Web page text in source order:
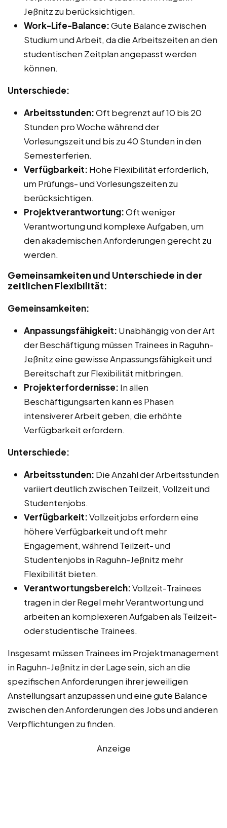
Jeßnitz zu berücksichtigen.
Work-Life-Balance:Gute Balance zwischen
Studium und Arbeit, da die Arbeitszeiten an den
studentischen Zeitplan angepasst werden
können.
Unterschiede:
Arbeitsstunden:Oft begrenzt auf 10 bis 20
Stunden pro Woche während der
Vorlesungszeit und bis zu 40 Stunden in den
Semesterferien.
Verfügbarkeit: Hohe Flexibilität erforderlich,
um Prüfungs- und Vorlesungszeiten zu
berücksichtigen.
Projektverantwortung:Oft weniger
Verantwortung und komplexe Aufgaben, um
den akademischen Anforderungen gerecht zu
werden.
Gemeinsamkeiten und Unterschiede in der
zeitlichen Flexibilität:
Gemeinsamkeiten:
Anpassungsfähigkeit: Unabhängig von der Art
der Beschäftigung müssen Trainees in Raguhn-
Jeßnitz eine gewisse Anpassungsfähigkeit und
Bereitschaft zur Flexibilität mitbringen.
Projekterfordernisse: In allen
Beschäftigungsarten kann es Phasen
intensiverer Arbeit geben, die erhöhte
Verfügbarkeit erfordern.
Unterschiede:
Arbeitsstunden: Die Anzahl der Arbeitsstunden
variiert deutlich zwischen Teilzeit, Vollzeit und
Studentenjobs.
Verfügbarkeit:Vollzeitjobs erfordern eine
höhere Verfügbarkeit und oft mehr
Engagement, während Teilzeit- und
Studentenjobs in Raguhn-Jeßnitz mehr
Flexibilität bieten.
Verantwortungsbereich:Vollzeit-Trainees
tragen in der Regel mehr Verantwortung und
arbeiten an komplexeren Aufgaben als Teilzeit-
oder studentische Trainees.
Insgesamt müssen Trainees im Projektmanagement
in Raguhn-Jeßnitz in der Lage sein, sich an die
spezifischen Anforderungen ihrer jeweiligen
Anstellungsart anzupassen und eine gute Balance
zwischen den Anforderungen des Jobs und anderen
Verpflichtungen zu finden.
Anzeige